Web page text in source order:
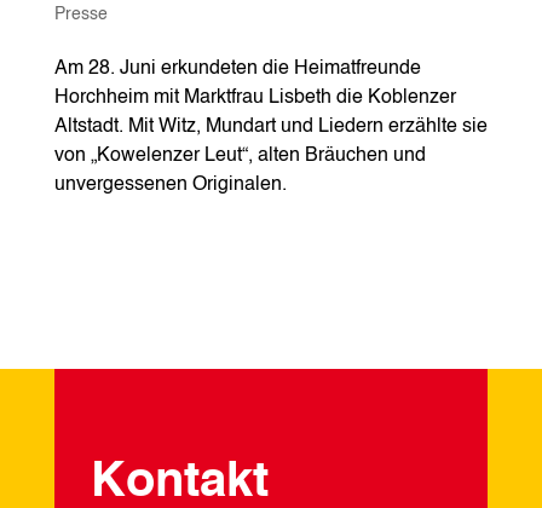
Presse
Am 28. Juni erkundeten die Heimatfreunde
Horchheim mit Marktfrau Lisbeth die Koblenzer
Altstadt. Mit Witz, Mundart und Liedern erzählte sie
von „Kowelenzer Leut“, alten Bräuchen und
unvergessenen Originalen.
Kontakt